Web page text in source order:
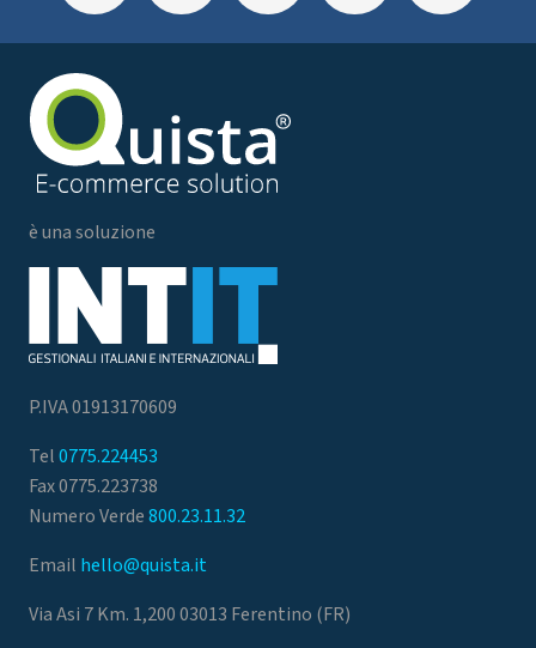
è una soluzione
P.IVA 01913170609
Tel0775.224453
Fax 0775.223738
Numero Verde800.23.11.32
Email hello@quista.it
Via Asi 7 Km. 1,200 03013 Ferentino (FR)